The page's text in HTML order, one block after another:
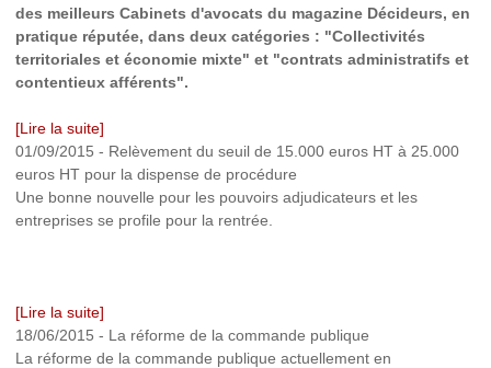
des meilleurs Cabinets d'avocats du magazine Décideurs, en
pratique réputée, dans deux catégories : "Collectivités
territoriales et économie mixte" et "contrats administratifs et
contentieux afférents".
[Lire la suite]
01/09/2015 - Relèvement du seuil de 15.000 euros HT à 25.000
euros HT pour la dispense de procédure
Une bonne nouvelle pour les pouvoirs adjudicateurs et les
entreprises se profile pour la rentrée.
[Lire la suite]
18/06/2015 - La réforme de la commande publique
La réforme de la commande publique actuellement en